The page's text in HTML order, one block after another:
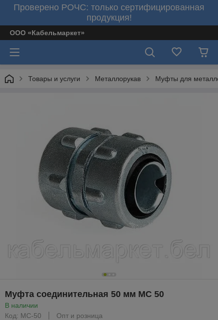
Проверено РОЧС: только сертифицированная
продукция!
ООО «Кабельмаркет»
Товары и услуги Металлорукав Муфты для
Муфта соединительная 50 мм МС 50
В наличии
Код: МС-50
Опт и розница